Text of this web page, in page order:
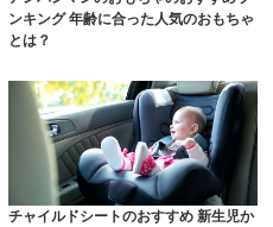
ンキング 年齢に合った人気のおもちゃ
とは？
チャイルドシートのおすすめ 新生児か